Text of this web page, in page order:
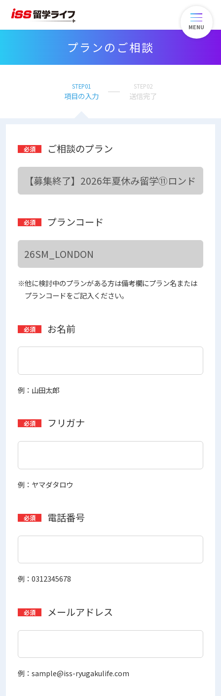
MENU
プランのご相談
STEP01
項目の入力
STEP02
送信完了
ご相談のプラン
プランコード
※他に検討中のプランがある方は備考欄にプラン名または
プランコードをご記入ください。
お名前
例：山田太郎
フリガナ
例：ヤマダタロウ
電話番号
例：0312345678
メールアドレス
例：sample@iss-ryugakulife.com